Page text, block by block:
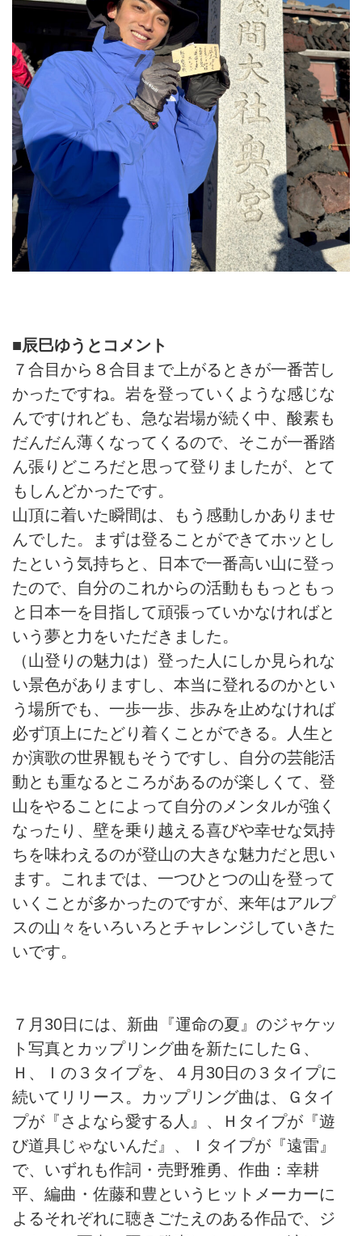
■辰巳ゆうとコメント
７合目から８合目まで上がるときが一番苦し
かったですね。岩を登っていくような感じな
んですけれども、急な岩場が続く中、酸素も
だんだん薄くなってくるので、そこが一番踏
ん張りどころだと思って登りましたが、とて
もしんどかったです。
山頂に着いた瞬間は、もう感動しかありませ
んでした。まずは登ることができてホッとし
たという気持ちと、日本で一番高い山に登っ
たので、自分のこれからの活動ももっともっ
と日本一を目指して頑張っていかなければと
いう夢と力をいただきました。
（山登りの魅力は）登った人にしか見られな
い景色がありますし、本当に登れるのかとい
う場所でも、一歩一歩、歩みを止めなければ
必ず頂上にたどり着くことができる。人生と
か演歌の世界観もそうですし、自分の芸能活
動とも重なるところがあるのが楽しくて、登
山をやることによって自分のメンタルが強く
なったり、壁を乗り越える喜びや幸せな気持
ちを味わえるのが登山の大きな魅力だと思い
ます。これまでは、一つひとつの山を登って
いくことが多かったのですが、来年はアルプ
スの山々をいろいろとチャレンジしていきた
いです。
７月30日には、新曲『運命の夏』のジャケッ
ト写真とカップリング曲を新たにしたＧ、
Ｈ、Ｉの３タイプを、４月30日の３タイプに
続いてリリース。カップリング曲は、Ｇタイ
プが『さよなら愛する人』、Ｈタイプが『遊
び道具じゃないんだ』、Ｉタイプが『遠雷』
で、いずれも作詞・売野雅勇、作曲：幸耕
平、編曲・佐藤和豊というヒットメーカーに
よるそれぞれに聴きごたえのある作品で、ジ